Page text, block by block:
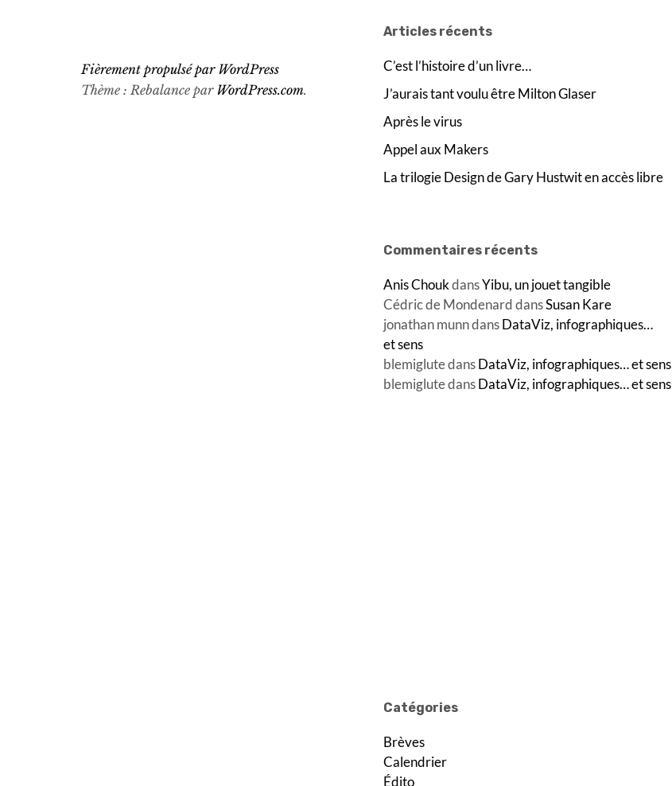
Articles récents
C’est l’histoire d’un livre…
J’aurais tant voulu être Milton Glaser
Après le virus
Appel aux Makers
La trilogie Design de Gary Hustwit en accès libre
Commentaires récents
Anis ChoukdansYibu, un jouet tangible
Cédric de MondenarddansSusan Kare
jonathan munndansDataViz, infographiques…
et sens
blemiglutedansDataViz, infographiques… et sens
blemiglutedansDataViz, infographiques… et sens
Catégories
Brèves
Calendrier
Édito
Fièrement propulsé par WordPress
Thème : Rebalance par WordPress.com.